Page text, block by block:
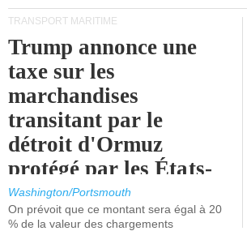
TRANSPORT MARITIME
Trump annonce une
taxe sur les
marchandises
transitant par le
détroit d'Ormuz
protégé par les États-
Unis.
Washington/Portsmouth
On prévoit que ce montant sera égal à 20
% de la valeur des chargements